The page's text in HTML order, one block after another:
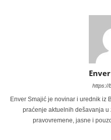
https://
Enver Smajić je novinar i urednik iz
praćenje aktuelnih dešavanja
pravovremene, jasne i